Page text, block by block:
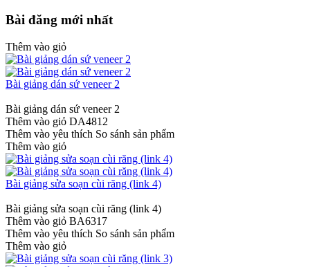
Bài đăng mới nhất
Thêm vào giỏ
Bài giảng dán sứ veneer 2
Bài giảng dán sứ veneer 2
Thêm vào giỏ DA4812
Thêm vào yêu thích So sánh sản phẩm
Thêm vào giỏ
Bài giảng sửa soạn cùi răng (link 4)
Bài giảng sửa soạn cùi răng (link 4)
Thêm vào giỏ BA6317
Thêm vào yêu thích So sánh sản phẩm
Thêm vào giỏ